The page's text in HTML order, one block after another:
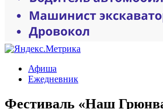
Афиша
Ежедневник
Фестиваль «Наш